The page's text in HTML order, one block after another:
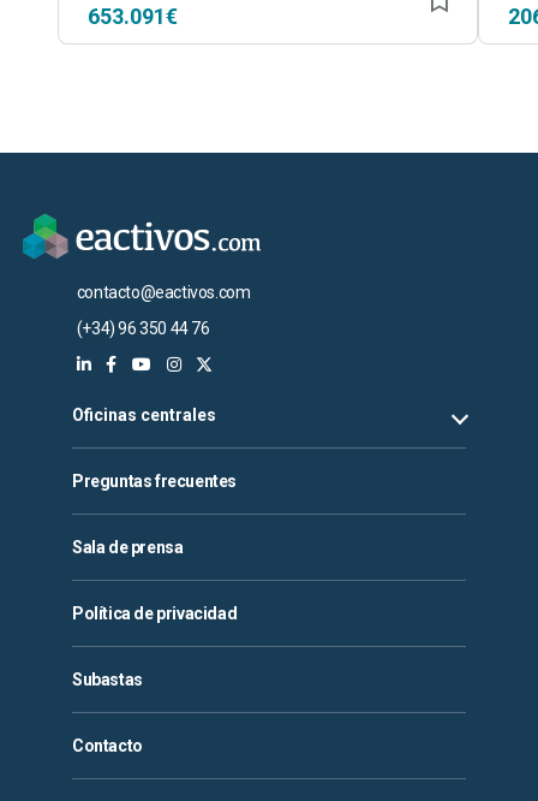
653.091€
contacto@eactivos.com
(+34) 96 350 44 76
Oficinas centrales
Preguntas frecuentes
Sala de prensa
Política de privacidad
Subastas
Contacto